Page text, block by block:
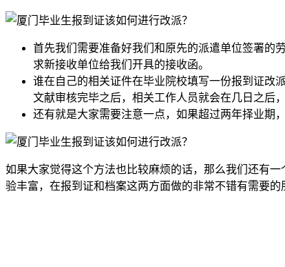
首先我们需要准备好我们和原先的派遣单位签署的
求新接收单位给我们开具的接收函。
谁在自己的相关证件在毕业院校填写一份报到证改
文献审核完毕之后，相关工作人员就会在几日之后
还有就是大家需要注意一点，如果超过两年择业期
如果大家觉得这个方法也比较麻烦的话，那么我们还有
验丰富，在报到证和档案这两方面做的非常不错有需要